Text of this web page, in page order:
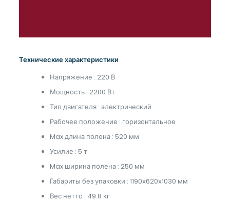
Технические характеристики
Напряжение : 220 В
Мощность : 2200 Вт
Тип двигателя : электрический
Рабочее положение : горизонтальное
Max длина полена : 520 мм
Усилие : 5 т
Max ширина полена : 250 мм
Габариты без упаковки : 1190х620х1030 мм
Вес нетто : 49.8 кг